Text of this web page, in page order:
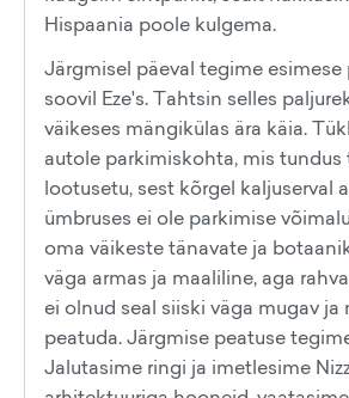
Hispaania poole kulgema.
Järgmisel päeval tegime esimese
soovil Eze's. Tahtsin selles
väikeses mängikülas ära käia.
autole parkimiskohta, mis tundus
lootusetu, sest kõrgel kaljuserval
ümbruses ei ole parkimise
oma väikeste tänavate ja
väga armas ja maaliline, aga
ei olnud seal siiski väga mugav
peatuda. Järgmise peatuse
Jalutasime ringi ja imetlesime